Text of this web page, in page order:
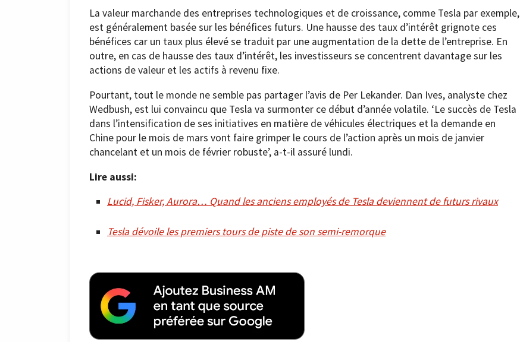
La valeur marchande des entreprises technologiques et de croissance, comme Tesla par exemple,
est généralement basée sur les bénéfices futurs. Une hausse des taux d’intérêt grignote ces
bénéfices car un taux plus élevé se traduit par une augmentation de la dette de l’entreprise. En
outre, en cas de hausse des taux d’intérêt, les investisseurs se concentrent davantage sur les
actions de valeur et les actifs à revenu fixe.
Pourtant, tout le monde ne semble pas partager l’avis de Per Lekander. Dan Ives, analyste chez
Wedbush, est lui convaincu que Tesla va surmonter ce début d’année volatile. ‘Le succès de Tesla
dans l’intensification de ses initiatives en matière de véhicules électriques et la demande en
Chine pour le mois de mars vont faire grimper le cours de l’action après un mois de janvier
chancelant et un mois de février robuste’, a-t-il assuré lundi.
Lire aussi:
Lucid, Fisker, Aurora… Quand les anciens employés de Tesla deviennent de futurs rivaux
Tesla dévoile les premiers tours de piste de son semi-remorque